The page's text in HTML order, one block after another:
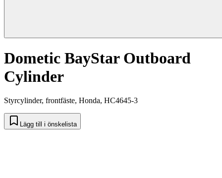
Dometic BayStar Outboard
Cylinder
Styrcylinder, frontfäste, Honda, HC4645-3
Lägg till i önskelista